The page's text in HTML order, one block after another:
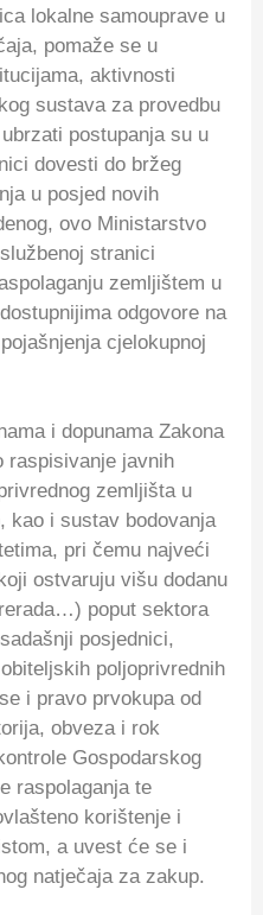
lokalne samouprave u
pomaže se u
aktivnosti
sustava za provedbu
postupanja su u
dovesti do bržeg
u posjed novih
ovo Ministarstvo
stranici
zemljištem u
odgovore na
cjelokupnoj
i dopunama Zakona
raspisivanje javnih
zemljišta u
kao i sustav bodovanja
pri čemu najveći
ostvaruju višu dodanu
poput sektora
posjednici,
poljoprivrednih
i pravo prvokupa od
obveza i rok
Gospodarskog
raspolaganja te
korištenje i
a uvest će se i
natječaja za zakup.